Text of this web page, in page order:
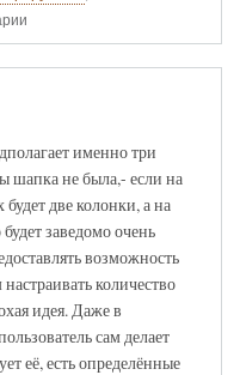
именно три
шапка не была,- если на
две колонки, а на
заведомо очень
возможность
количество
идея. Даже в
сам делает
её, есть определённые